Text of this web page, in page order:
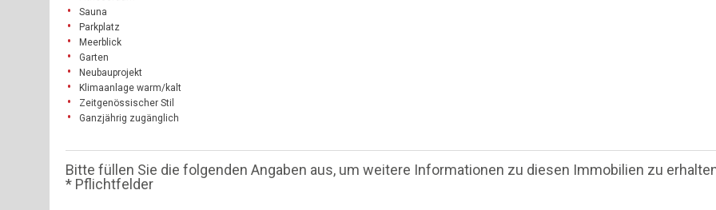
Sauna
Parkplatz
Meerblick
Garten
Neubauprojekt
Klimaanlage warm/kalt
Zeitgenössischer Stil
Ganzjährig zugänglich
Bitte füllen Sie die folgenden Angaben aus, um weitere Informationen zu diesen Immobilien zu
* Pflichtfelder